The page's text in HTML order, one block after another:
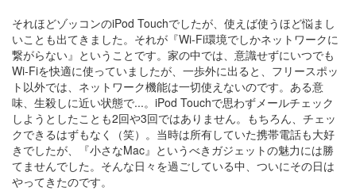
それほどゾッコンのiPod Touchでしたが、使えば使うほど悩まし
いことも出てきました。それが『Wi-Fi環境でしかネットワークに
繋がらない』ということです。家の中では、意識せずにいつでも
Wi-Fiを快適に使っていましたが、一歩外に出ると、フリースポッ
ト以外では、ネットワーク機能は一切使えないのです。ある意
味、生殺しに近い状態で...。iPod Touchで思わずメールチェック
しようとしたことも2回や3回ではありません。もちろん、チェッ
クできるはずもなく（笑）。当時は所有していた携帯電話も大好
きでしたが、『小さなMac』というべきガジェットの魅力には勝
てませんでした。そんな日々を過ごしている中、ついにその日は
やってきたのです。